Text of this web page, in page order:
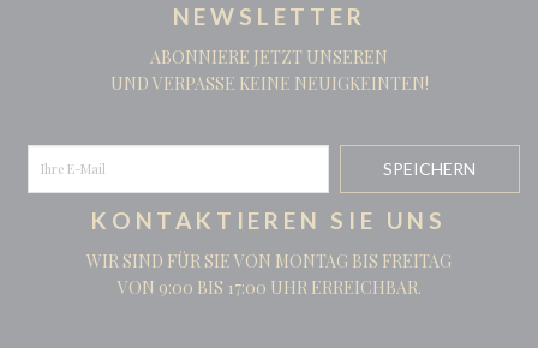
NEWSLETTER
ABONNIERE JETZT UNSEREN
UND VERPASSE KEINE NEUIGKEINTEN!
KONTAKTIEREN SIE UNS
WIR SIND FÜR SIE VON MONTAG BIS FREITAG
VON 9:00 BIS 17:00 UHR ERREICHBAR.